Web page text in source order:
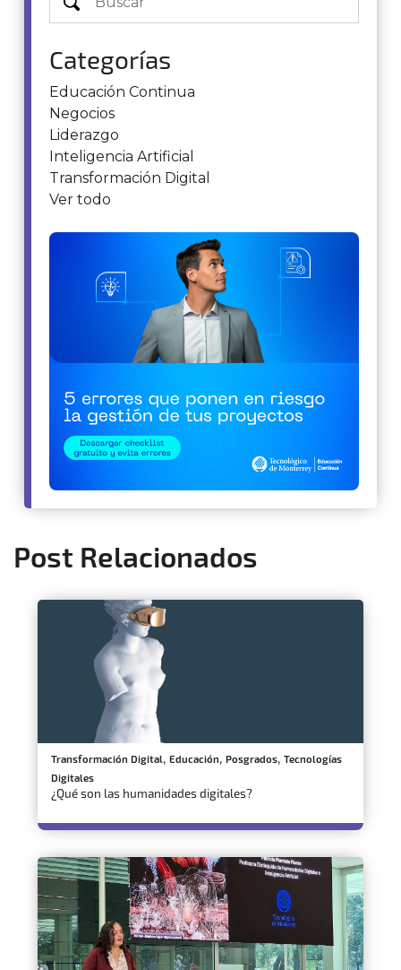
Categorías
Educación Continua
Negocios
Liderazgo
Inteligencia Artificial
Transformación Digital
Ver todo
Post Relacionados
Transformación Digital, Educación, Posgrados, Tecnologías
Digitales
¿Qué son las humanidades digitales?